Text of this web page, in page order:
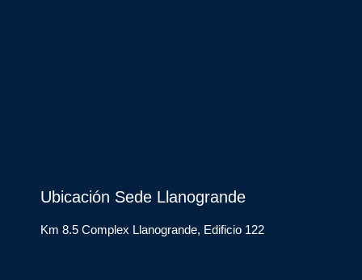
Ubicación Sede Llanogrande
Km 8.5 Complex Llanogrande, Edificio 122